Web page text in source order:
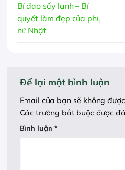
Bí đao sấy lạnh – Bí
quyết làm đẹp của phụ
nữ Nhật
Để lại một bình luận
Email của bạn sẽ không
Các trường bắt buộc được
Bình luận *